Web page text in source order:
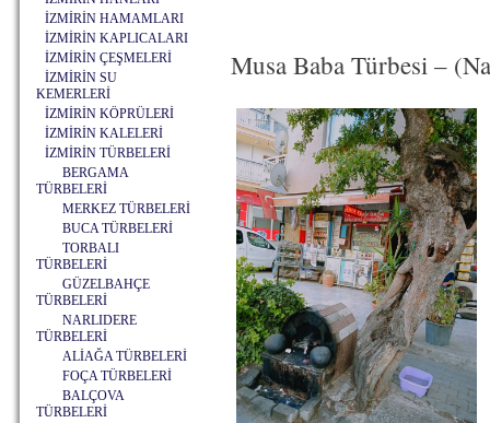
İZMİRİN HAMAMLARI
İZMİRİN KAPLICALARI
İZMİRİN ÇEŞMELERİ
İZMİRİN SU
KEMERLERİ
İZMİRİN KÖPRÜLERİ
İZMİRİN KALELERİ
İZMİRİN TÜRBELERİ
BERGAMA
TÜRBELERİ
MERKEZ TÜRBELERİ
BUCA TÜRBELERİ
TORBALI
TÜRBELERİ
GÜZELBAHÇE
TÜRBELERİ
NARLIDERE
TÜRBELERİ
ALİAĞA TÜRBELERİ
FOÇA TÜRBELERİ
BALÇOVA
TÜRBELERİ
Musa Baba Türbesi –